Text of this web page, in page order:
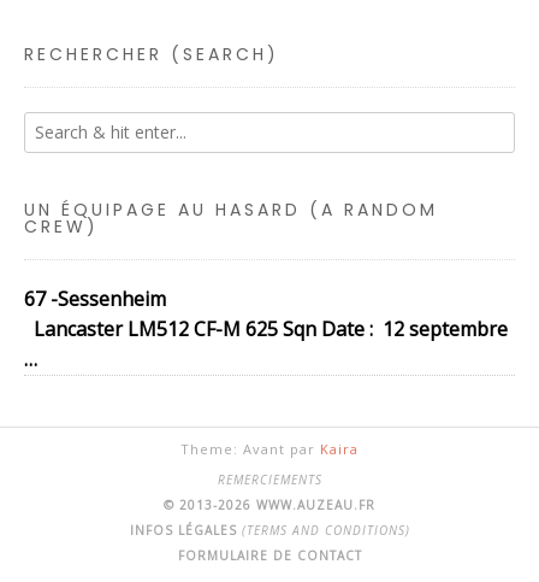
RECHERCHER (SEARCH)
UN ÉQUIPAGE AU HASARD (A RANDOM
CREW)
67 -Sessenheim
Lancaster LM512 CF-M 625 Sqn Date : 12 septembre
…
Theme: Avant par Kaira
REMERCIEMENTS
© 2013-2026 WWW.AUZEAU.FR
INFOS LÉGALES (TERMS AND CONDITIONS)
FORMULAIRE DE CONTACT